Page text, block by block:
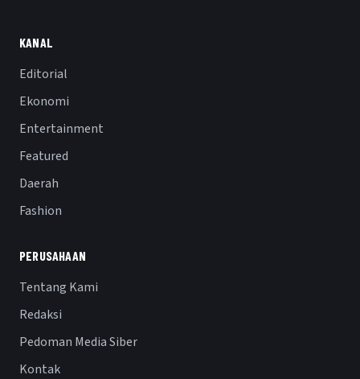
KANAL
Editorial
Ekonomi
Entertainment
Featured
Daerah
Fashion
PERUSAHAAN
Tentang Kami
Redaksi
Pedoman Media Siber
Kontak